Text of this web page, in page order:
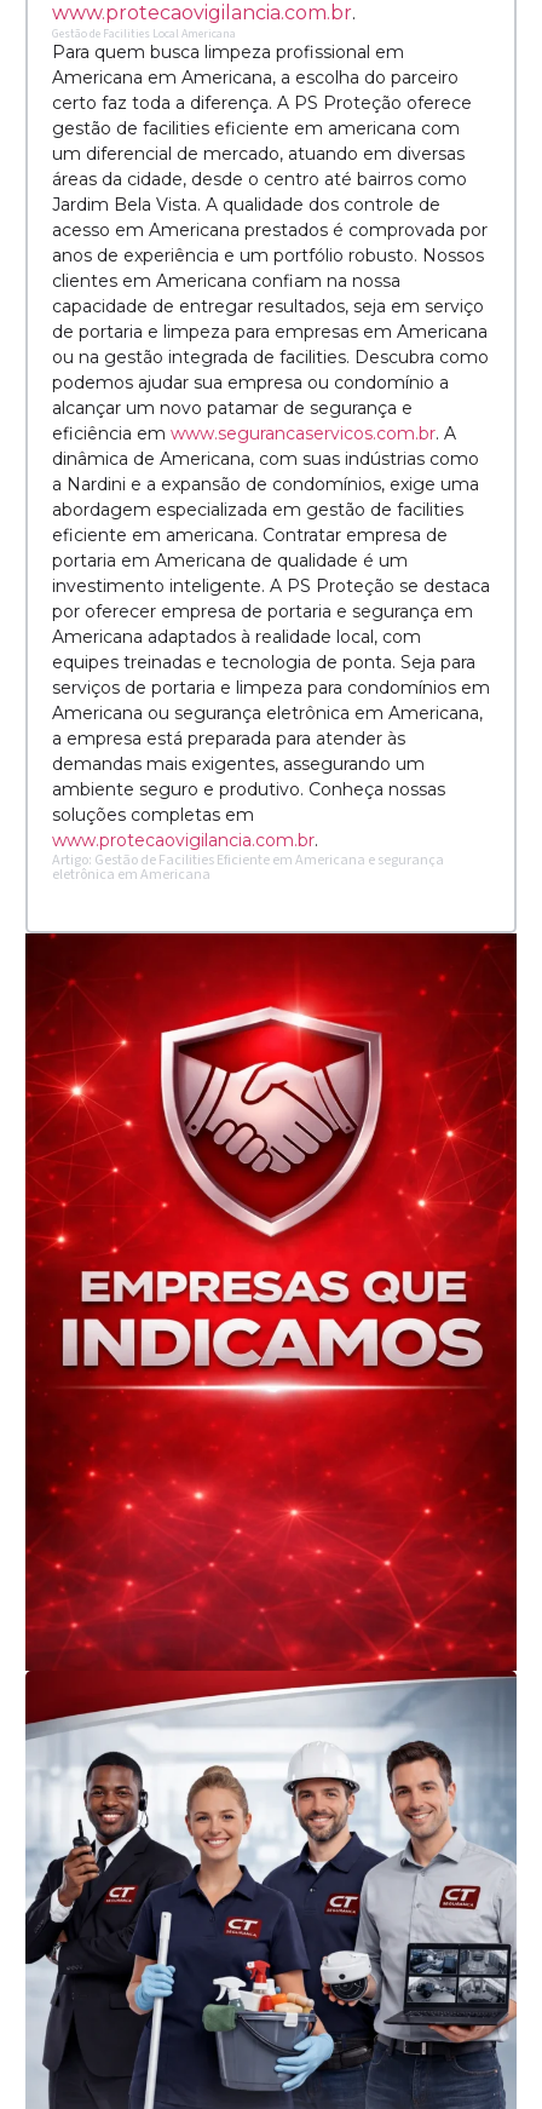
www.protecaovigilancia.com.br.
Gestão de Facilities Local Americana
Para quem busca limpeza profissional em
Americana em Americana, a escolha do parceiro
certo faz toda a diferença. A PS Proteção oferece
gestão de facilities eficiente em americana com
um diferencial de mercado, atuando em diversas
áreas da cidade, desde o centro até bairros como
Jardim Bela Vista. A qualidade dos controle de
acesso em Americana prestados é comprovada por
anos de experiência e um portfólio robusto. Nossos
clientes em Americana confiam na nossa
capacidade de entregar resultados, seja em serviço
de portaria e limpeza para empresas em Americana
ou na gestão integrada de facilities. Descubra como
podemos ajudar sua empresa ou condomínio a
alcançar um novo patamar de segurança e
eficiência em www.segurancaservicos.com.br. A
dinâmica de Americana, com suas indústrias como
a Nardini e a expansão de condomínios, exige uma
abordagem especializada em gestão de facilities
eficiente em americana. Contratar empresa de
portaria em Americana de qualidade é um
investimento inteligente. A PS Proteção se destaca
por oferecer empresa de portaria e segurança em
Americana adaptados à realidade local, com
equipes treinadas e tecnologia de ponta. Seja para
serviços de portaria e limpeza para condomínios em
Americana ou segurança eletrônica em Americana,
a empresa está preparada para atender às
demandas mais exigentes, assegurando um
ambiente seguro e produtivo. Conheça nossas
soluções completas em
www.protecaovigilancia.com.br.
Artigo: Gestão de Facilities Eficiente em Americana e segurança
eletrônica em Americana